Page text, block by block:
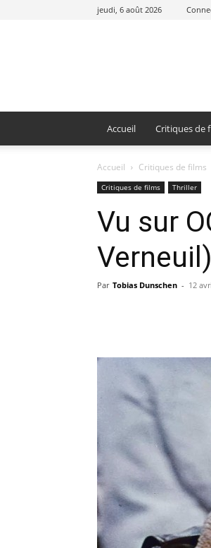
jeudi, 6 août 2026
Accueil Critiques de
Accueil Critiques de films
Critiques de films Thriller
Vu sur
Verneuil)
Par Tobias Dunschen - 12